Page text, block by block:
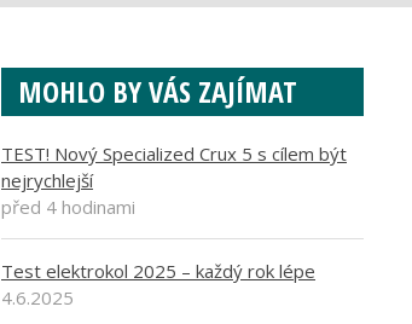
MOHLO BY VÁS ZAJÍMAT
TEST! Nový Specialized Crux 5 s cílem být
nejrychlejší
před 4 hodinami
Test elektrokol 2025 – každý rok lépe
4.6.2025